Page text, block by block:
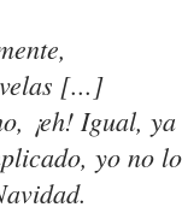
[...]
¡eh! Igual,
yo no